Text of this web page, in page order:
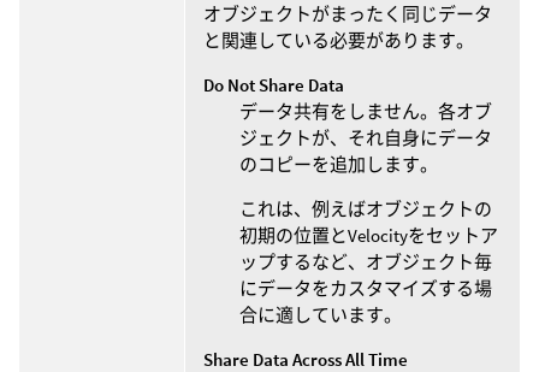
オブジェクトがまったく同じデータ
と関連している必要があります。
Do Not Share Data
データ共有をしません。各オブ
ジェクトが、それ自身にデータ
のコピーを追加します。
これは、例えばオブジェクトの
初期の位置とVelocityをセットア
ップするなど、オブジェクト毎
にデータをカスタマイズする場
合に適しています。
Share Data Across All Time